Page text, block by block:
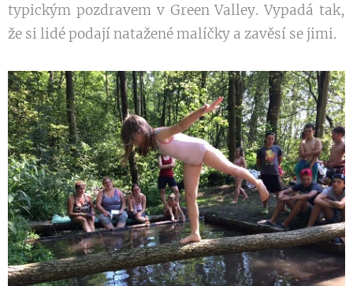
typickým pozdravem v Green Valley. Vypadá tak,
že si lidé podají natažené malíčky a zavěsí se jimi.